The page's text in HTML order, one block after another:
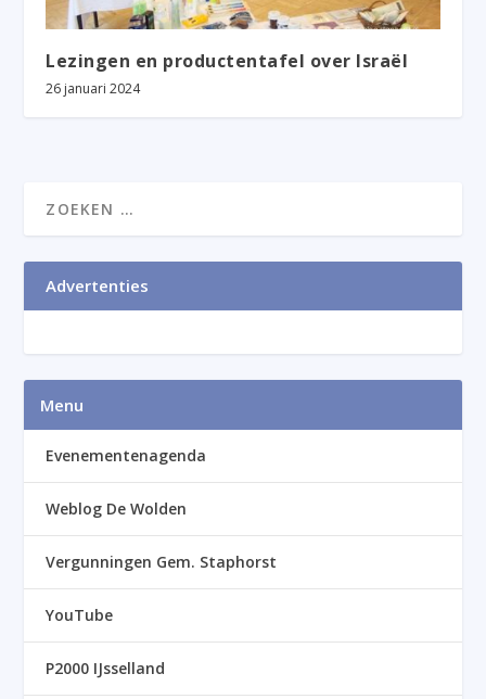
Lezingen en productentafel over Israël
26 januari 2024
Advertenties
Menu
Evenementenagenda
Weblog De Wolden
Vergunningen Gem. Staphorst
YouTube
P2000 IJsselland